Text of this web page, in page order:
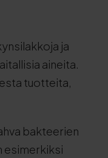
ja
aineita.
tuotteita,
bakteerien
esimerkiksi